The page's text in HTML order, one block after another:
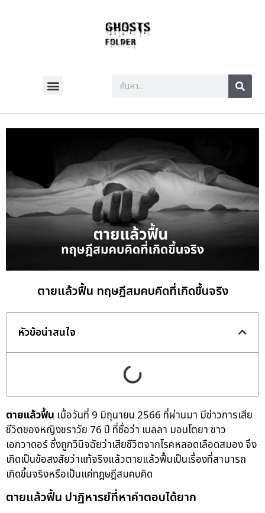
ตายแล้วฟื้น ทฤษฎีสมคบคิดที่เกิดขึ้นจริง
หัวข้อน่าสนใจ
ตายแล้วฟื้น เมื่อวันที่ 9 มิถุนายน 2566 ที่ผ่านมา มีข่าวการเสีย
ชีวิตของหญิงชราวัย 76 ปี ที่ชื่อว่า เบลลา มอนโตยา ชาว
เอกวาดอร์ ซึ่งถูกวินิจฉัยว่าเสียชีวิตจากโรคหลอดเลือดสมอง จึง
เกิดเป็นข้อสงสัยว่าแท้จริงแล้วตายแล้วฟื้นเป็นเรื่องที่สามารถ
เกิดขึ้นจริงหรือเป็นแค่ทฎษฎีสมคบคิด
ตายแล้วฟื้น ปาฏิหารย์ที่หาคำตอบได้ยาก